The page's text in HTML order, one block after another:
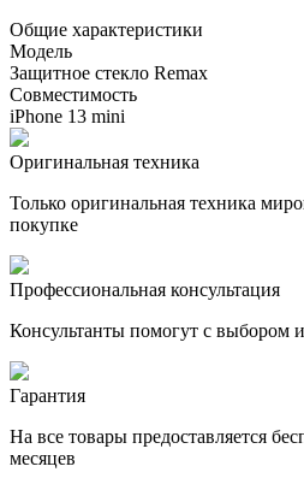
Общие характеристики
Модель
Защитное стекло Remax
Совместимость
iPhone 13 mini
Оригинальная техника
Только оригинальная техника
покупке
Профессиональная консультация
Консультанты помогут с выбором
Гарантия
На все товары предоставляется
месяцев